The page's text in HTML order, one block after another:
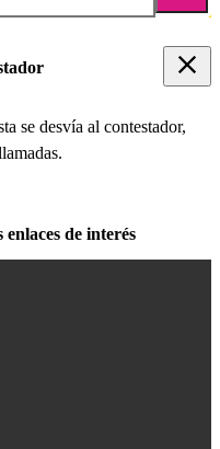
se desvía al contestador,
de interés